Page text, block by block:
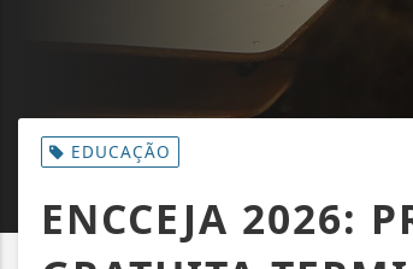
EDUCAÇÃO
ENCCEJA 2026: